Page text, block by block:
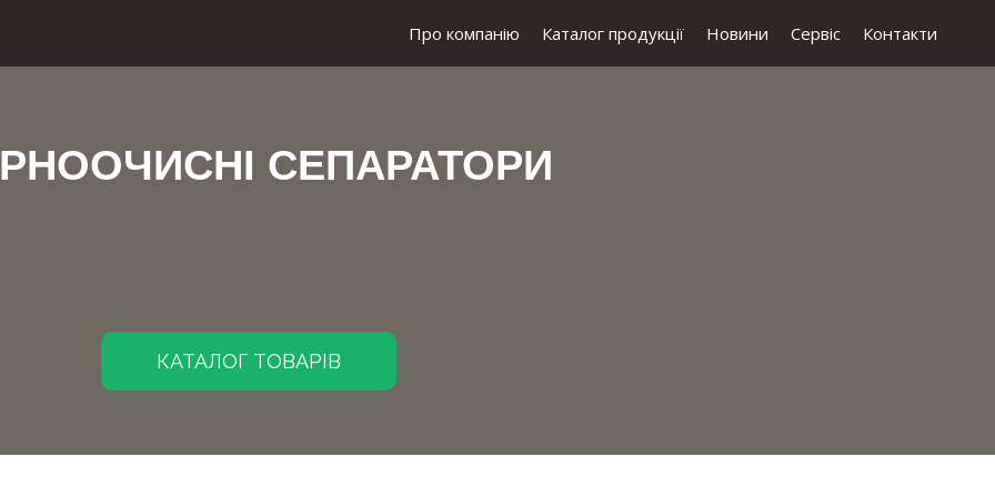
Про компанію Каталог продукції Новини Сервіс Контакти
СЕПАРАТОРИ
КАТАЛОГ ТОВАРІВ